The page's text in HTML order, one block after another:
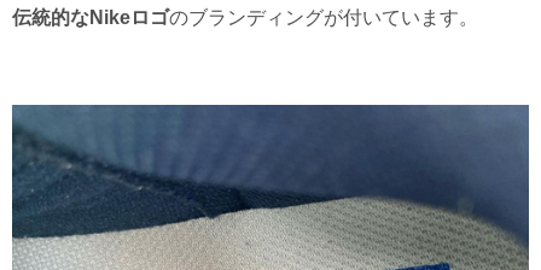
伝統的なNikeロゴのブランディングが付いています。